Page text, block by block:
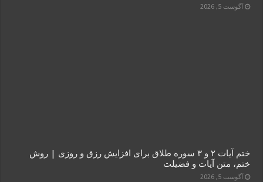
آگوست 5, 2026
ختم آیات ۲ و ۳ سوره طلاق برای افزایش رزق و روزی | روش
ختم، متن آیات و فضیلت
آگوست 5, 2026